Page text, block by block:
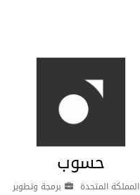
حسوب
المملكة المتحدة برمجة وتطوير